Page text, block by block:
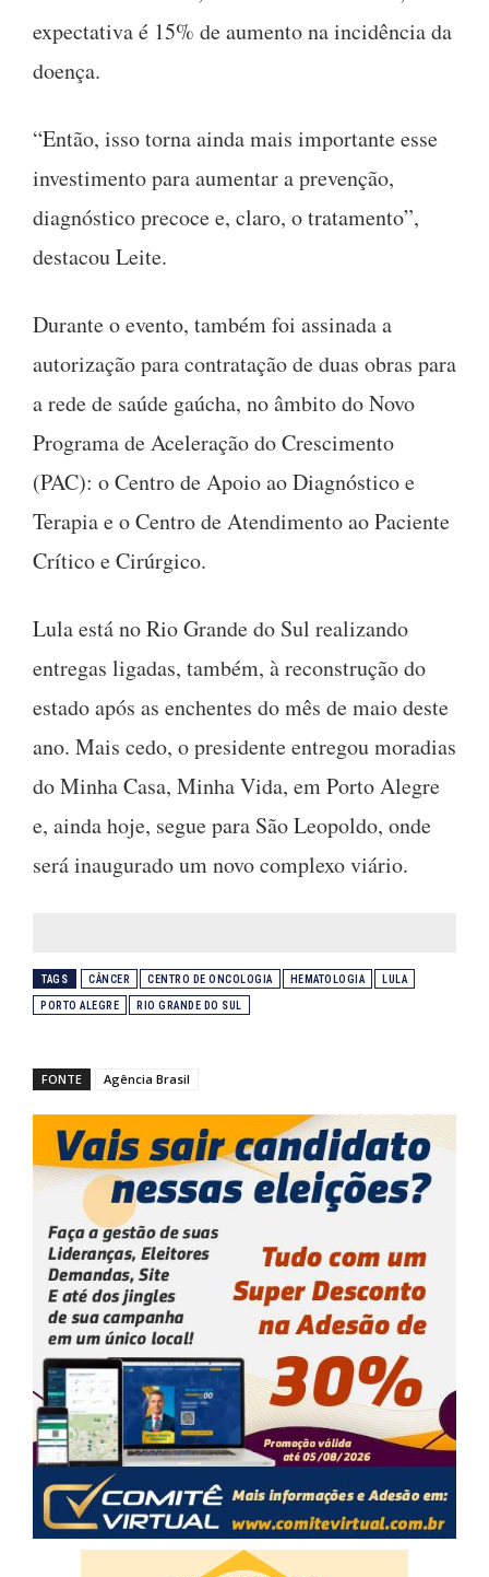
expectativa é 15% de aumento na incidência da
doença.
“Então, isso torna ainda mais importante esse
investimento para aumentar a prevenção,
diagnóstico precoce e, claro, o tratamento”,
destacou Leite.
Durante o evento, também foi assinada a
autorização para contratação de duas obras para
a rede de saúde gaúcha, no âmbito do Novo
Programa de Aceleração do Crescimento
(PAC): o Centro de Apoio ao Diagnóstico e
Terapia e o Centro de Atendimento ao Paciente
Crítico e Cirúrgico.
Lula está no Rio Grande do Sul realizando
entregas ligadas, também, à reconstrução do
estado após as enchentes do mês de maio deste
ano. Mais cedo, o presidente entregou moradias
do Minha Casa, Minha Vida, em Porto Alegre
e, ainda hoje, segue para São Leopoldo, onde
será inaugurado um novo complexo viário.
TAGS CÂNCER CENTRO DE ONCOLOGIA HEMATOLOGIA LULA
PORTO ALEGRE RIO GRANDE DO SUL
FONTE Agência Brasil